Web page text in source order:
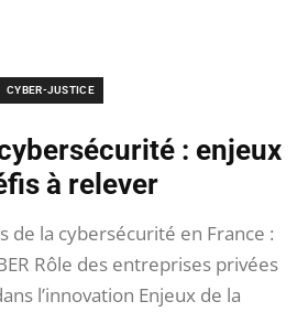
CYBER-JUSTICE
: enjeux
à relever
de la cybersécurité en France :
Rôle des entreprises privées
l’innovation Enjeux de la